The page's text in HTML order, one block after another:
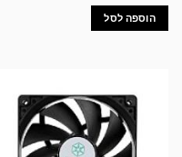
הוספה לסל